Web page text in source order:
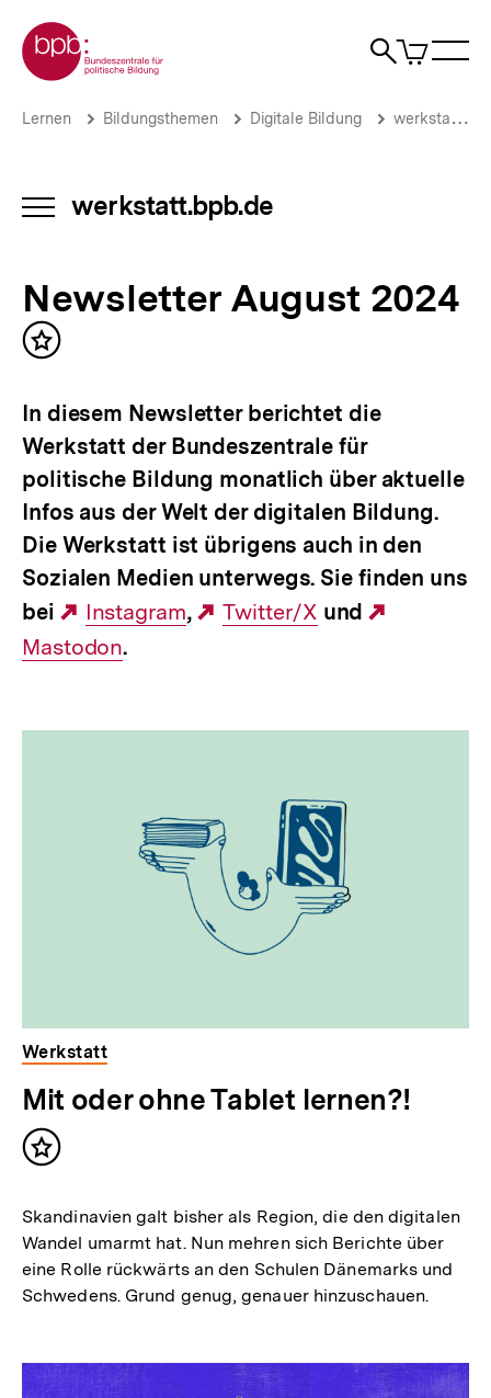
zum
Seiteninhalt
springen
Zur Startseite der bpb
Suche
Artikel
im
Newsletter
werkstatt.bpb.de
Brotkrümelnavigation
Pfadnavigation
Lernen Bildungsthemen Digitale Bildung werkstatt.bpb.de
INHALTSNAVIGATION
werkstatt.bpb.de
Newsletter August 2024
Inhalt
In diesem Newsletter berichtet die
Werkstatt der Bundeszentrale für
politische Bildung monatlich über aktuelle
Infos aus der Welt der digitalen Bildung.
Die Werkstatt ist übrigens auch in den
Sozialen Medien unterwegs. Sie finden uns
bei
Externer
Link:
Instagram,
Externer
Twitter/X und
Mastodon.
Werkstatt
Mit oder ohne Tablet lernen?!
Inhalt
Skandinavien galt bisher als Region, die den digitalen
Wandel umarmt hat. Nun mehren sich Berichte über
eine Rolle rückwärts an den Schulen Dänemarks und
Schwedens. Grund genug, genauer hinzuschauen.